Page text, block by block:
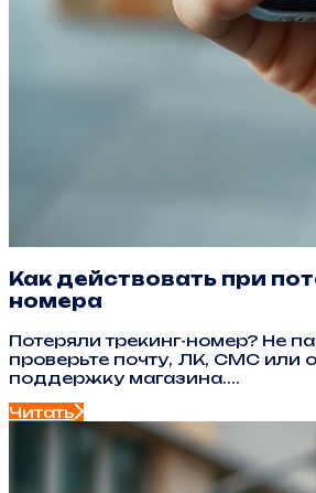
Как действовать при
номера
Потеряли трекинг-номер? Не
проверьте почту, ЛК, СМС или
поддержку магазина....
Читать